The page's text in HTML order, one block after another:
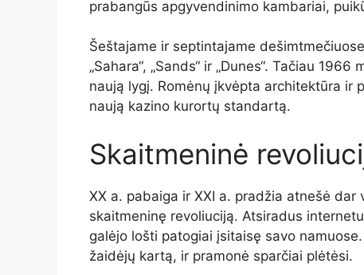
prabangūs apgyvendinimo kambariai,
Šeštajame ir septintajame
„Sahara“, „Sands“ ir „Dunes“. Tačiau
naują lygį. Romėnų įkvėpta architektūra ir
naują kazino kurortų standartą.
Skaitmeninė
XX a. pabaiga ir XXI a. pradžia atnešė
skaitmeninę revoliuciją. Atsiradus
galėjo lošti patogiai įsitaisę savo
žaidėjų kartą, ir pramonė sparčiai plėtėsi.